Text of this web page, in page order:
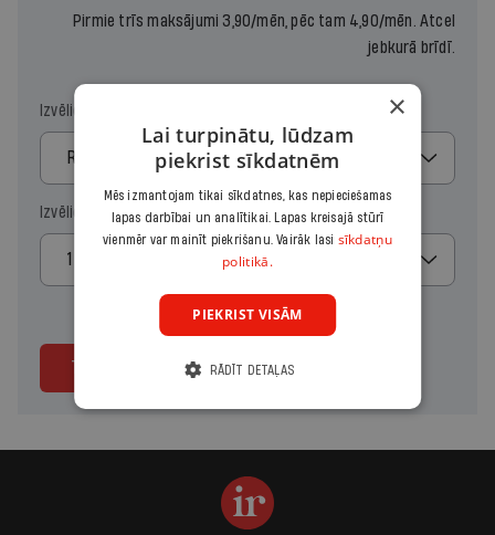
Pirmie trīs maksājumi 3,90/mēn, pēc tam 4,90/mēn. Atcel
jebkurā brīdī.
Izvēlies maksājumu
Regulārais
Izvēlies periodu
1 mēnesis
Turpināt
×
Lai turpinātu, lūdzam
piekrist sīkdatnēm
Mēs izmantojam tikai sīkdatnes, kas nepieciešamas
lapas darbībai un analītikai. Lapas kreisajā stūrī
vienmēr var mainīt piekrišanu. Vairāk lasi sīkdatņu
politikā.
PIEKRIST VISĀM
RĀDĪT DETAĻAS